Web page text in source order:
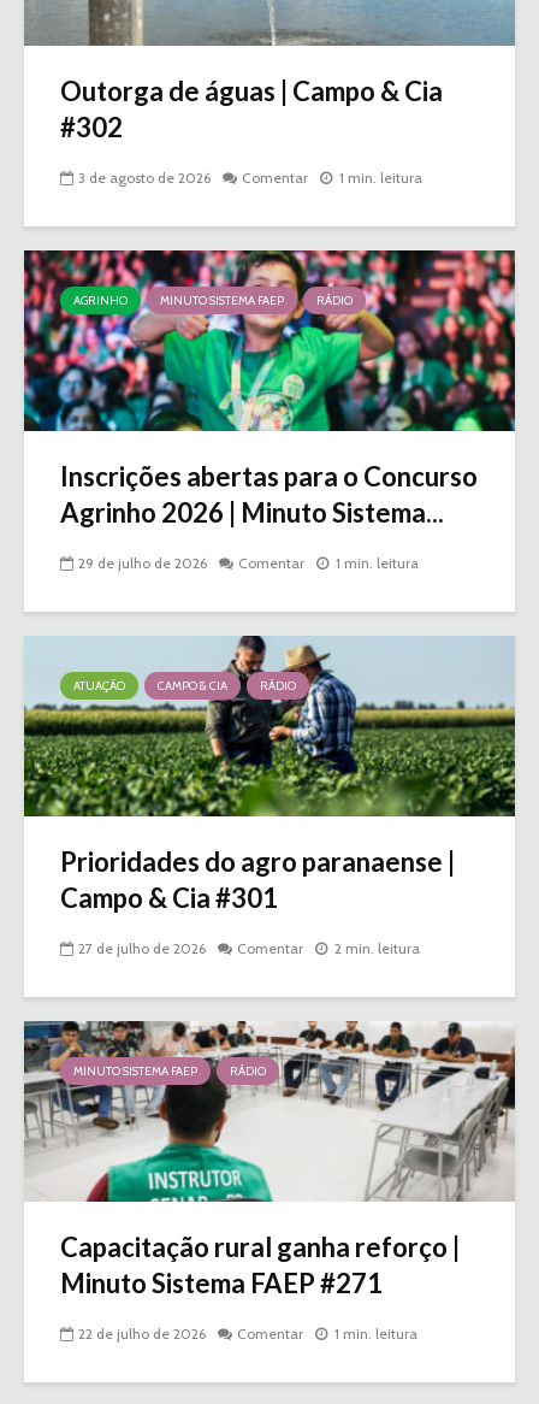
Outorga de águas | Campo & Cia
#302
3 de agosto de 2026 Comentar 1 min. leitura
AGRINHO MINUTO SISTEMA FAEP RÁDIO
Inscrições abertas para o Concurso
Agrinho 2026 | Minuto Sistema...
29 de julho de 2026 Comentar 1 min. leitura
ATUAÇÃO CAMPO & CIA RÁDIO
Prioridades do agro paranaense |
Campo & Cia #301
27 de julho de 2026 Comentar 2 min. leitura
MINUTO SISTEMA FAEP RÁDIO
Capacitação rural ganha reforço |
Minuto Sistema FAEP #271
22 de julho de 2026 Comentar 1 min. leitura